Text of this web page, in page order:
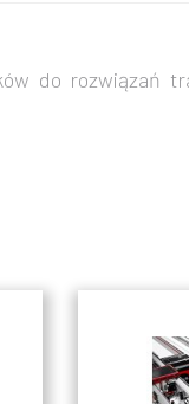
do rozwiązań